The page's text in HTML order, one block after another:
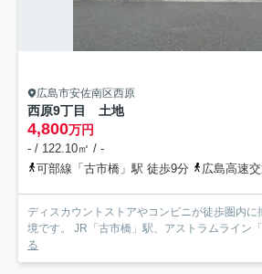
広島市安佐南区西原
西原9丁目 土地
4,800万円
- / 122.10㎡ / -
可部線「古市橋」駅 徒歩9分
広島高速交通ア
ディスカウントストアやコンビニが徒歩圏内に
境です。 JR「古市橋」駅、アストラムライン
る